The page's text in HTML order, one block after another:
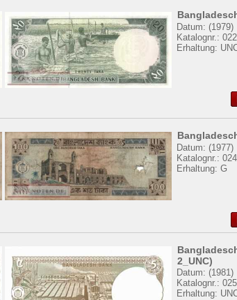
Datum: (1979)
Katalognr.: 022
Erhaltung:
Datum: (1977)
Katalognr.: 024
Erhaltung: G
2_UNC)
Datum: (1981)
Katalognr.:
Erhaltung: